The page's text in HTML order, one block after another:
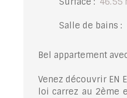
Salle de bains :
Bel appartement
Venez découvrir EN
loi carrez au 2ème